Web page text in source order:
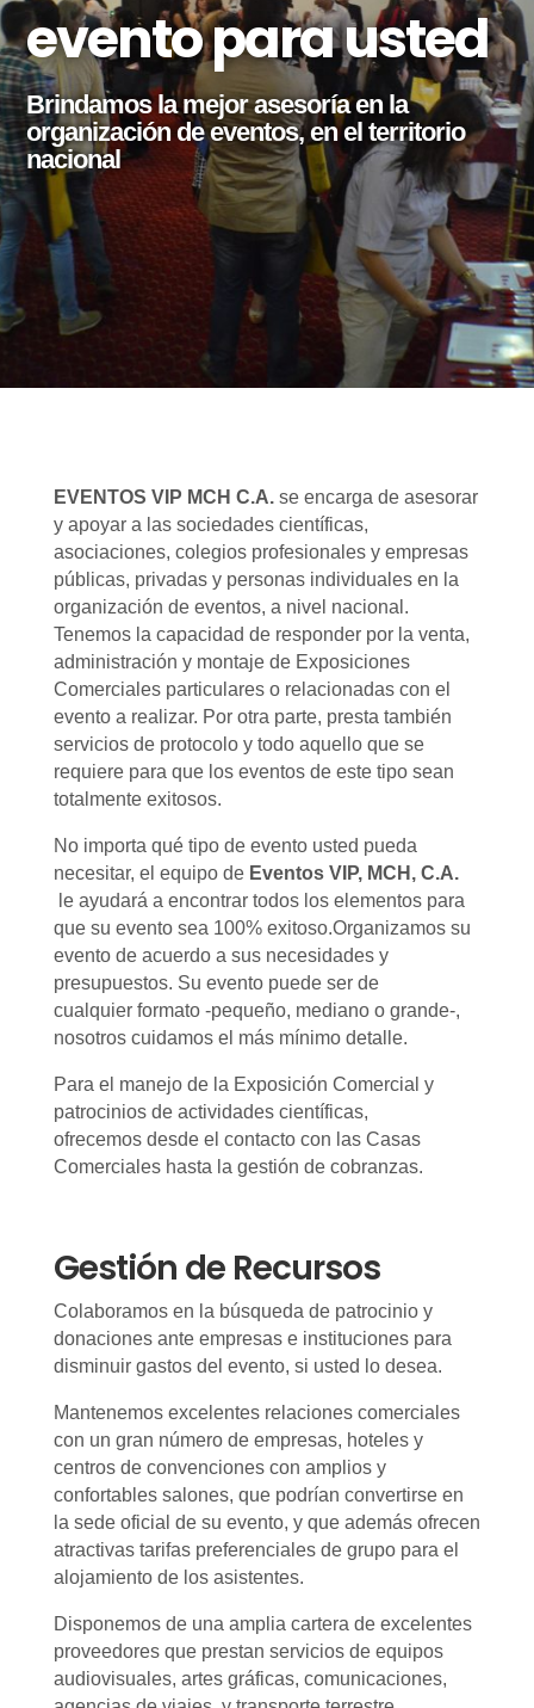
evento para usted
Brindamos la mejor asesoría en la
organización de eventos, en el territorio
nacional
EVENTOS VIP MCH C.A.se encarga de asesorar
y apoyar a las sociedades científicas,
asociaciones, colegios profesionales y empresas
públicas, privadas y personas individuales en la
organización de eventos, a nivel nacional.
Tenemos la capacidad de responder por la venta,
administración y montaje de Exposiciones
Comerciales particulares o relacionadas con el
evento a realizar. Por otra parte, presta también
servicios de protocolo y todo aquello que se
requiere para que los eventos de este tipo sean
totalmente exitosos.
No importa qué tipo de evento usted pueda
necesitar, el equipo de Eventos VIP, MCH, C.A.
le ayudará a encontrar todos los elementos para
que su evento sea 100% exitoso.Organizamos su
evento de acuerdo a sus necesidades y
presupuestos. Su evento puede ser de
cualquier formato -pequeño, mediano o grande-,
nosotros cuidamos el más mínimo detalle.
Para el manejo de la Exposición Comercial y
patrocinios de actividades científicas,
ofrecemos desde el contacto con las Casas
Comerciales hasta la gestión de cobranzas.
Gestión de Recursos
Colaboramos en la búsqueda de patrocinio y
donaciones ante empresas e instituciones para
disminuir gastos del evento, si usted lo desea.
Mantenemos excelentes relaciones comerciales
con un gran número de empresas, hoteles y
centros de convenciones con amplios y
confortables salones, que podrían convertirse en
la sede oficial de su evento, y que además ofrecen
atractivas tarifas preferenciales de grupo para el
alojamiento de los asistentes.
Disponemos de una amplia cartera de excelentes
proveedores que prestan servicios de equipos
audiovisuales, artes gráficas, comunicaciones,